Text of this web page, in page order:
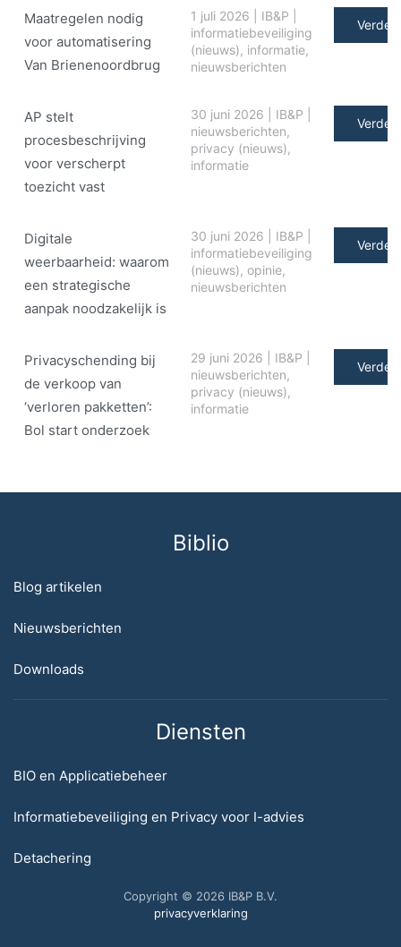
Maatregelen nodig
voor automatisering
Van Brienenoordbrug
1 juli 2026 IB&P
informatiebeveiliging
(nieuws), informatie,
nieuwsberichten
Verder
AP stelt
procesbeschrijving
voor verscherpt
toezicht vast
30 juni 2026 IB&P
nieuwsberichten,
privacy (nieuws),
informatie
Verder
Digitale
weerbaarheid: waarom
een strategische
aanpak noodzakelijk is
30 juni 2026 IB&P
informatiebeveiliging
(nieuws), opinie,
nieuwsberichten
Verder
Privacyschending bij
de verkoop van
‘verloren pakketten’:
Bol start onderzoek
29 juni 2026 IB&P
nieuwsberichten,
privacy (nieuws),
informatie
Verder
Biblio
Blog artikelen
Nieuwsberichten
Downloads
Diensten
BIO en Applicatiebeheer
Informatiebeveiliging en Privacy voor I-advies
Detachering
Copyright © 2026 IB&P B.V.
privacyverklaring